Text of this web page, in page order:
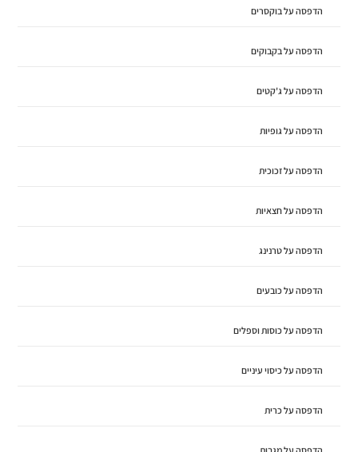
הדפסה על בוקסרים
הדפסה על בקבוקים
הדפסה על ג'קטים
הדפסה על גופיות
הדפסה על זכוכית
הדפסה על חצאיות
הדפסה על טרנינג
הדפסה על כובעים
הדפסה על כוסות וספלים
הדפסה על כיסוי עיניים
הדפסה על כרית